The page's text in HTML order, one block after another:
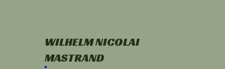
WILHELM NICOLAI
MASTRAND